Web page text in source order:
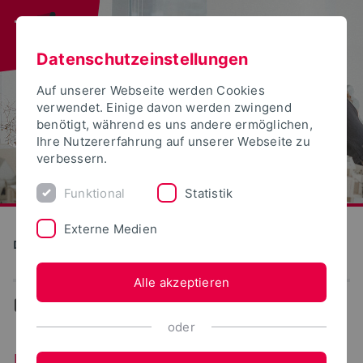
Detmolder Schule für Gestaltung
... Landschaft
Datenschutzeinstellungen
Auf unserer Webseite werden Cookies
verwendet. Einige davon werden zwingend
benötigt, während es uns andere ermöglichen,
Ihre Nutzererfahrung auf unserer Webseite zu
verbessern.
Funktional Statistik
Externe Medien
Alle akzeptieren
oder